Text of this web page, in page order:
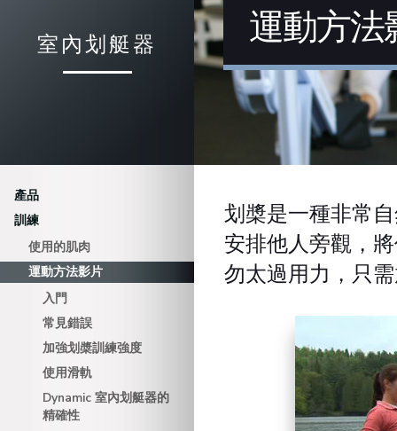
室內划艇器
產品
訓練
使用的肌肉
運動方法影片
入門
常見錯誤
加強划槳訓練強度
使用滑軌
Dynamic 室內划艇器的
精確性
運動方法
划槳是一種非常
安排他人旁觀，
勿太過用力，只
Video Player